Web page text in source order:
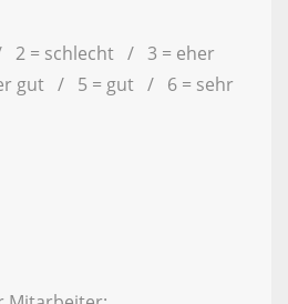
2 = schlecht / 3 = eher
gut / 5 = gut / 6 = sehr